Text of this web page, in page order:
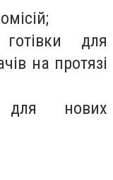
для
на протязі
для нових